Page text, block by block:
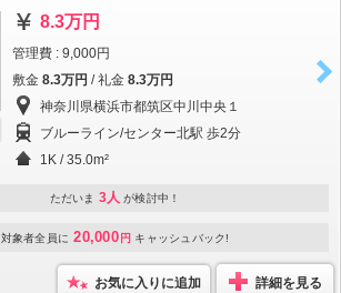
8.3万円
管理費 : 9,000円
敷金 8.3万円 / 礼金 8.3万円
神奈川県横浜市都筑区中川中央１
ブルーライン/センター北駅 歩2分
1K / 35.0m²
ただいま 3人 が検討中！
対象者全員に 20,000 円 キャッシュバック!
お気に入りに追加 詳細を見る